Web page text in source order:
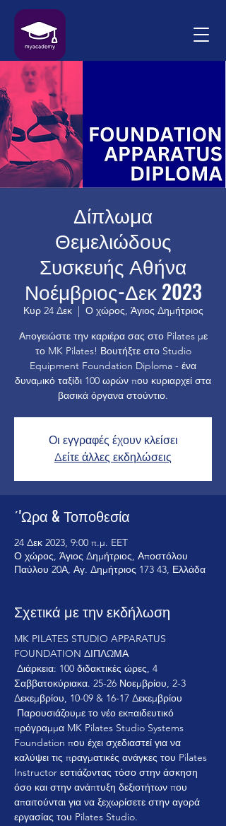
Δίπλωμα
Θεμελιώδους
Συσκευής Αθήνα
Νοέμβριος-Δεκ 2023
Κυρ 24 Δεκ
  |
Ο χώρος, Άγιος Δημήτριος
Απογειώστε την καριέρα σας στο Pilates με
το MK Pilates! Βουτήξτε στο Studio
Equipment Foundation Diploma - ένα
δυναμικό ταξίδι 100 ωρών που κυριαρχεί στα
βασικά όργανα στούντιο.
Οι εγγραφές έχουν κλείσει
Δείτε άλλες εκδηλώσεις
΄'Ωρα & Τοποθεσία
24 Δεκ 2023, 9:00 π.μ. EET
Ο χώρος, Άγιος Δημήτριος, Αποστόλου
Παύλου 20Α, Αγ. Δημήτριος 173 43, Ελλάδα
Σχετικά με την εκδήλωση
MK PILATES STUDIO APPARATUS
FOUNDATION ΔΙΠΛΩΜΑ
Σαββατοκύριακα. 25-26 Νοεμβρίου, 2-3
Δεκεμβρίου, 10-09 & 16-17 Δεκεμβρίου
πρόγραμμα MK Pilates Studio Systems
Foundation που έχει σχεδιαστεί για να
καλύψει τις πραγματικές ανάγκες του Pilates
Instructor εστιάζοντας τόσο στην άσκηση
όσο και στην ανάπτυξη δεξιοτήτων που
απαιτούνται για να ξεχωρίσετε στην αγορά
εργασίας του Pilates Studio.